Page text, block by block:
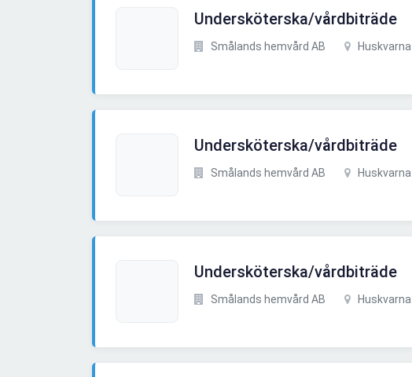
Undersköterska/vårdbiträde
Smålands hemvård AB Huskvarna
Undersköterska/vårdbiträde
Smålands hemvård AB Huskvarna
Undersköterska/vårdbiträde
Smålands hemvård AB Huskvarna